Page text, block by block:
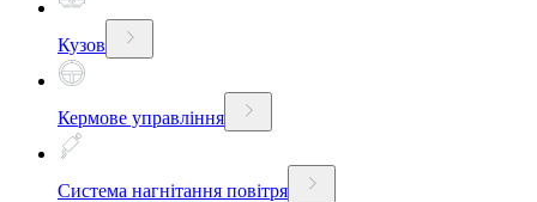
Кузов
Кермове управління
Система нагнітання повітря